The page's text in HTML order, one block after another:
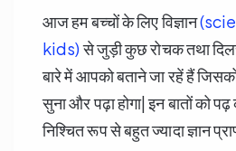
आज हम बच्चों के लिए विज्ञान
kids)से जुड़ी कुछ रोचक तथा
बारे में आपको बताने जा रहें हैं
सुना और पढ़ा होगा| इन बातों को
निश्चित रूप से बहुत ज्यादा ज्ञान